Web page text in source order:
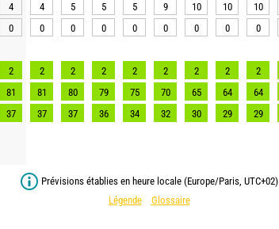
4
4 5 5 5 9 10 10 10
0
0 0 0 0 0 0 0 0
2 2 2 2 2 2 2 2 2
81
81 80 79 75 70 65 64 64
37
37 37 36 34 32 30 29 29
Prévisions établies en heure locale (Europe/Paris, UTC+02)
Légende
Glossaire